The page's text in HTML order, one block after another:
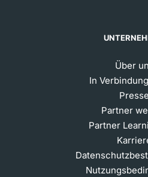
Über
In
Presse
Partner
Partner